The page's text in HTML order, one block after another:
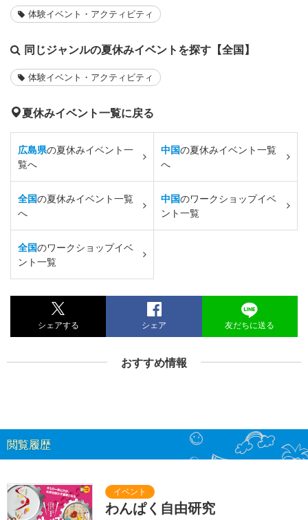
体験イベント・アクティビティ
同じジャンルの夏休みイベントを探す【全国】
体験イベント・アクティビティ
夏休みイベント一覧に戻る
広島県の夏休みイベント一
覧へ
中国の夏休みイベント一覧
へ
全国の夏休みイベント一覧
へ
中国のワークショップイベ
ント一覧
全国のワークショップイベ
ント一覧
シェアする シェア 友だちに送る
おすすめ情報
閲覧履歴
わんぱく自由研究